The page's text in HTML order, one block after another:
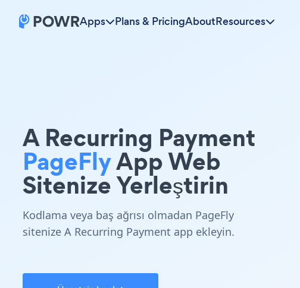
Apps Plans & PricingAboutResources
A Recurring Payment
PageFlyApp Web
Sitenize Yerleştirin
Kodlama veya baş ağrısı olmadan PageFly
sitenize A Recurring Payment app ekleyin.